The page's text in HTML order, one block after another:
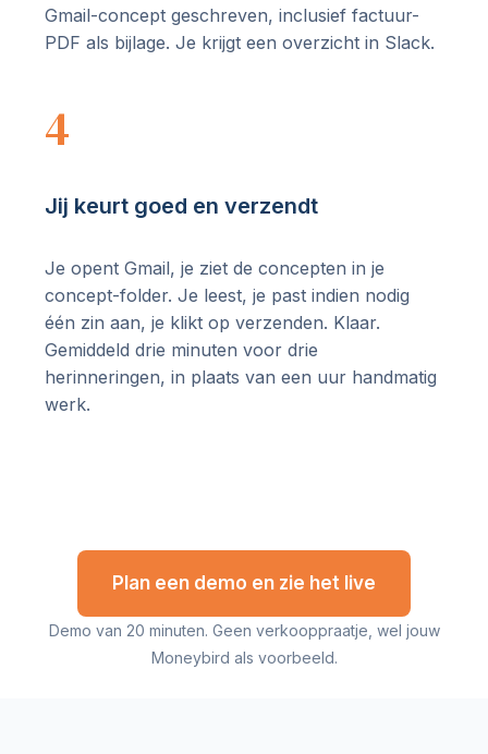
Gmail-concept geschreven, inclusief factuur-
PDF als bijlage. Je krijgt een overzicht in Slack.
4
Jij keurt goed en verzendt
Je opent Gmail, je ziet de concepten in je
concept-folder. Je leest, je past indien nodig
één zin aan, je klikt op verzenden. Klaar.
Gemiddeld drie minuten voor drie
herinneringen, in plaats van een uur handmatig
werk.
Plan een demo en zie het live
Demo van 20 minuten. Geen verkooppraatje, wel jouw
Moneybird als voorbeeld.